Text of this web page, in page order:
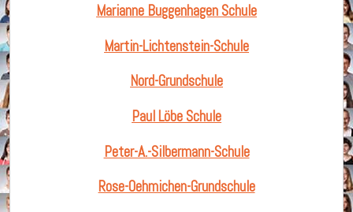
Marianne Buggenhagen Schule
Martin-Lichtenstein-Schule
Nord-Grundschule
Paul Löbe Schule
Peter-A.-Silbermann-Schule
Rose-Oehmichen-Grundschule